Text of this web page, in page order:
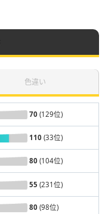
色違い
70 (129位)
110 (33位)
80 (104位)
55 (231位)
80 (98位)